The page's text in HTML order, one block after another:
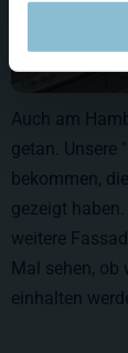
Auch am
getan. Unsere
bekommen,
gezeigt
weitere
Mal sehen,
einhalten